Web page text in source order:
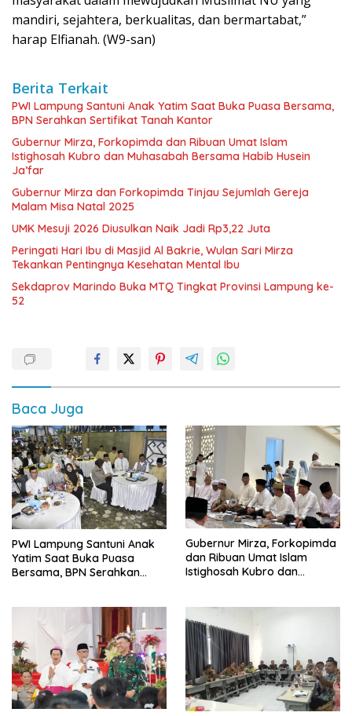
mandiri, sejahtera, berkualitas, dan bermartabat,”
harap Elfianah. (W9-san)
Berita Terkait
PWI Lampung Santuni Anak Yatim Saat Buka Puasa Bersama,
BPN Serahkan Sertifikat Tanah Kantor
Gubernur Mirza, Forkopimda dan Ribuan Umat Islam
Istighosah Kubro dan Muhasabah Bersama Habib Husein
Ja’far
Gubernur Mirza dan Forkopimda Tinjau Sejumlah Gereja
Malam Misa Natal 2025
UMK Mesuji 2026 Diusulkan Naik Jadi Rp3,22 Juta
Peringati Hari Ibu di Masjid Al Bakrie, Wulan Sari Mirza
Tekankan Pentingnya Kesehatan Mental Ibu
Sekdaprov Marindo Buka MTQ Tingkat Provinsi Lampung ke-
52
Baca Juga
PWI Lampung Santuni Anak
Yatim Saat Buka Puasa
Bersama, BPN Serahkan
Gubernur Mirza, Forkopimda
dan Ribuan Umat Islam
Istighosah Kubro dan